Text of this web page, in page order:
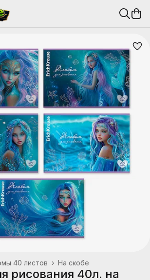
На скобе
40 листов ›
школьные принадлежности
рисования 40л. на